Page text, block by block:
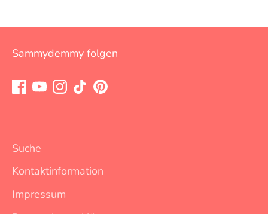
Sammydemmy folgen
Suche
Kontaktinformation
Impressum